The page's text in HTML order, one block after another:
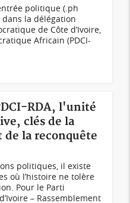
politique (.ph
dans la délégation
de Côte d’Ivoire,
Africain (PDCI-
RDA, l'unité
clés de la
la reconquête
politiques, il existe
où l’histoire ne tolère
Pour le Parti
– Rassemblement